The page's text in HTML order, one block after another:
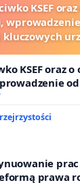
KSEF
KSEF oraz
prawa